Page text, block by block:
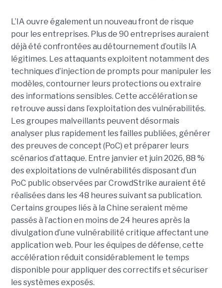
L’IA ouvre également un nouveau front de risque
pour les entreprises. Plus de 90 entreprises auraient
déjà été confrontées au détournement d’outils IA
légitimes. Les attaquants exploitent notamment des
techniques d’injection de prompts pour manipuler les
modèles, contourner leurs protections ou extraire
des informations sensibles. Cette accélération se
retrouve aussi dans l’exploitation des vulnérabilités.
Les groupes malveillants peuvent désormais
analyser plus rapidement les failles publiées, générer
des preuves de concept (PoC) et préparer leurs
scénarios d’attaque. Entre janvier et juin 2026, 88 %
des exploitations de vulnérabilités disposant d’un
PoC public observées par CrowdStrike auraient été
réalisées dans les 48 heures suivant sa publication.
Certains groupes liés à la Chine seraient même
passés à l’action en moins de 24 heures après la
divulgation d’une vulnérabilité critique affectant une
application web. Pour les équipes de défense, cette
accélération réduit considérablement le temps
disponible pour appliquer des correctifs et sécuriser
les systèmes exposés.